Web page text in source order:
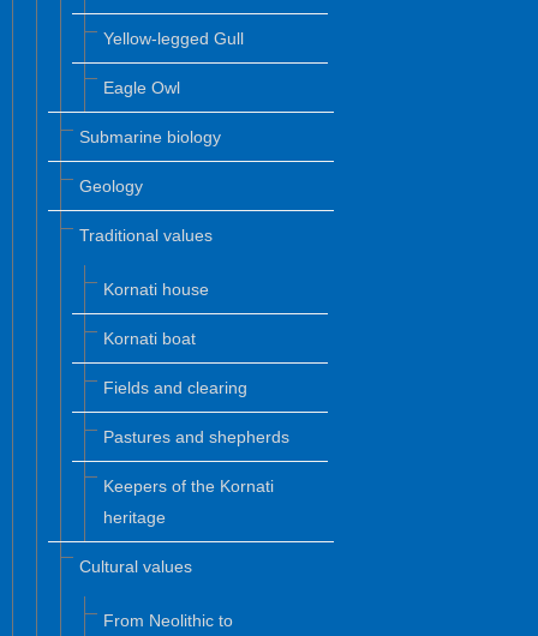
Yellow-legged Gull
Eagle Owl
Submarine biology
Geology
Traditional values
Kornati house
Kornati boat
Fields and clearing
Pastures and shepherds
Keepers of the Kornati
heritage
Cultural values
From Neolithic to